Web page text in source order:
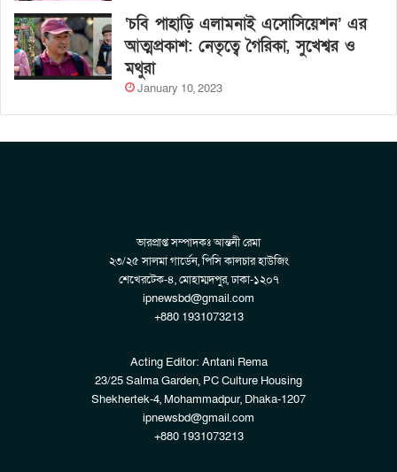
‘চবি পাহাড়ি এলামনাই এসোসিয়েশন’ এর
আত্মপ্রকাশ: নেতৃত্বে গৈরিকা, সুখেশ্বর ও
মথুরা
January 10, 2023
ভারপ্রাপ্ত সম্পাদকঃ আন্তনী রেমা
২৩/২৫ সালমা গার্ডেন, পিসি কালচার হাউজিং
শেখেরটেক-৪, মোহাম্মদপুর, ঢাকা-১২০৭
ipnewsbd@gmail.com
+880 1931073213
Acting Editor: Antani Rema
23/25 Salma Garden, PC Culture Housing
Shekhertek-4, Mohammadpur, Dhaka-1207
ipnewsbd@gmail.com
+880 1931073213